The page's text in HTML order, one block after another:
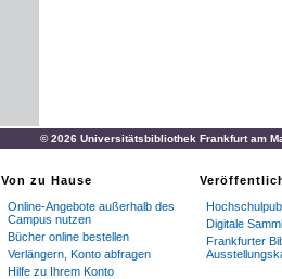
© 2026 Universitätsbibliothek Frankfurt am
Von zu Hause
Online-Angebote außerhalb des
Campus nutzen
Bücher online bestellen
Verlängern, Konto abfragen
Hilfe zu Ihrem Konto
Digitale
Frankfurter